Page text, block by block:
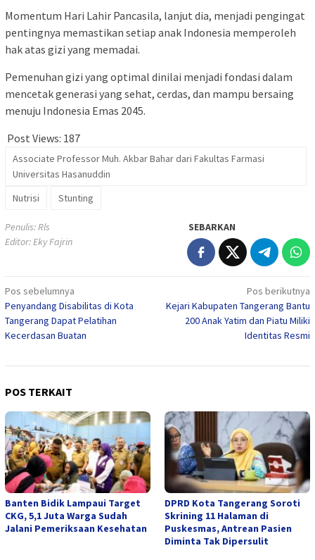
Momentum Hari Lahir Pancasila, lanjut dia, menjadi pengingat
pentingnya memastikan setiap anak Indonesia memperoleh
hak atas gizi yang memadai.
Pemenuhan gizi yang optimal dinilai menjadi fondasi dalam
mencetak generasi yang sehat, cerdas, dan mampu bersaing
menuju Indonesia Emas 2045.
Post Views: 187
Associate Professor Muh. Akbar Bahar dari Fakultas Farmasi
Universitas Hasanuddin
Nutrisi
Stunting
Penulis: Rls
Editor: Eky Fajrin
SEBARKAN
Navigasi
pos
Pos sebelumnya
Penyandang Disabilitas di Kota
Tangerang Dapat Pelatihan
Kecerdasan Buatan
Pos berikutnya
Kejari Kabupaten Tangerang Bantu
200 Anak Yatim dan Piatu Miliki
Identitas Resmi
POS TERKAIT
Banten Bidik Lampaui Target
CKG, 5,1 Juta Warga Sudah
Jalani Pemeriksaan Kesehatan
DPRD Kota Tangerang Soroti
Skrining 11 Halaman di
Puskesmas, Antrean Pasien
Diminta Tak Dipersulit